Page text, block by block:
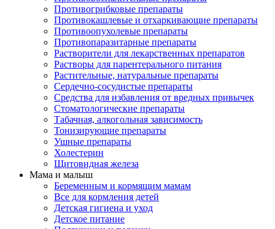
Противогрибковые препараты
Противокашлевые и отхаркивающие препараты
Противоопухолевые препараты
Противопаразитарные препараты
Растворители для лекарственных препаратов
Растворы для парентерального питания
Растительные, натуральные препараты
Сердечно-сосудистые препараты
Средства для избавления от вредных привычек
Стоматологические препараты
Табачная, алкогольная зависимость
Тонизирующие препараты
Ушные препараты
Холестерин
Щитовидная железа
Мама и малыш
Беременным и кормящим мамам
Все для кормления детей
Детская гигиена и уход
Детское питание